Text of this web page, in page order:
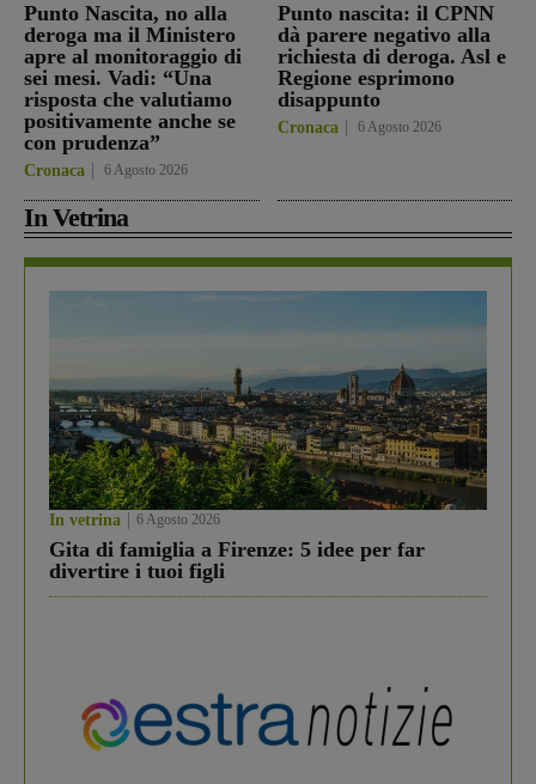
Punto Nascita, no alla
deroga ma il Ministero
apre al monitoraggio di
sei mesi. Vadi: “Una
risposta che valutiamo
positivamente anche se
con prudenza”
Cronaca 6 Agosto 2026
Punto nascita: il CPNN
dà parere negativo alla
richiesta di deroga. Asl e
Regione esprimono
disappunto
Cronaca 6 Agosto 2026
In Vetrina
In vetrina 6 Agosto 2026
Gita di famiglia a Firenze: 5 idee per far
divertire i tuoi figli